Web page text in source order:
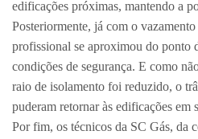
edificações próximas, mantendo a
Posteriormente, já com o
profissional se aproximou do ponto
condições de segurança. E como
raio de isolamento foi reduzido, o
puderam retornar às edificações em
Por fim, os técnicos da SC Gás, da